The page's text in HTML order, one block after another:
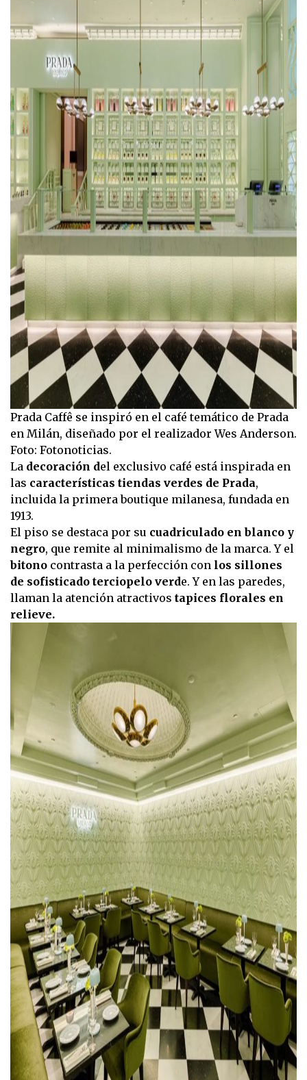
Prada Caffê se inspiró en el café temático de Prada
en Milán, diseñado por el realizador Wes Anderson.
Foto: Fotonoticias.
La decoración del exclusivo café está inspirada en
las características tiendas verdes de Prada,
incluida la primera boutique milanesa, fundada en
1913.
El piso se destaca por su cuadriculado en blanco y
negro, que remite al minimalismo de la marca. Y el
bitono contrasta a la perfección con los sillones
de sofisticado terciopelo verde. Y en las paredes,
llaman la atención atractivos tapices florales en
relieve.